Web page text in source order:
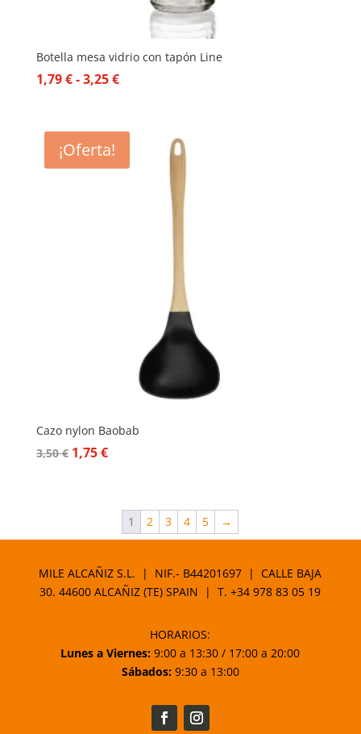
Botella mesa vidrio con tapón Line
1,79€-3,25€Rango
1,79 €
¡Oferta!
Cazo nylon Baobab
3,50€ El
3,50 €.
1,75€El
1,75 €.
1 2 3 4 5 →
MILE ALCAÑIZ S.L. | NIF.- B44201697 | CALLE BAJA
30. 44600 ALCAÑIZ (TE) SPAIN | T.+34 978 83 05 19
HORARIOS:
Lunes a Viernes: 9:00 a 13:30 / 17:00 a 20:00
Sábados:9:30 a 13:00